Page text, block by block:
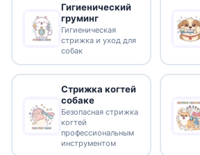
Гигиенический
груминг
Гигиеническая
стрижка и уход для
собак
Стрижка когтей
собаке
Безопасная стрижка
когтей
профессиональным
инструментом